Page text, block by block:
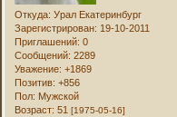
Откуда: Урал Екатеринбург
Зарегистрирован: 19-10-2011
Приглашений: 0
Сообщений: 2289
Уважение: +1869
Позитив: +856
Пол: Мужской
Возраст: 51[1975-05-16]